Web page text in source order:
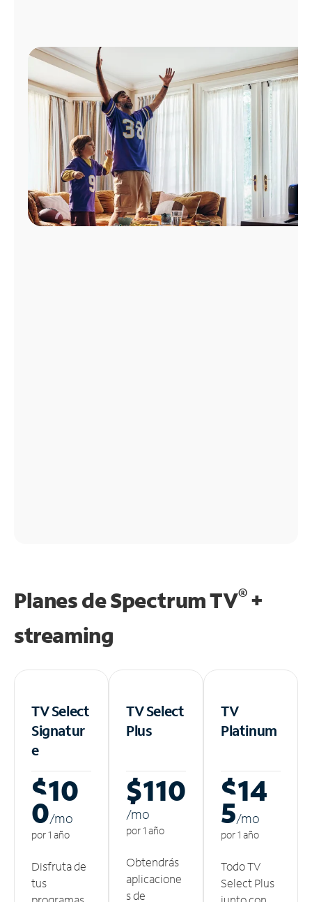
Planes de Spectrum TV®+
streaming
TV Select
Signatur
e
$10
0/mo
por 1 año
Disfruta de
tus
TV Select
Plus
$110
/mo
por 1 año
Obtendrás
aplicacione
s de
TV
Platinum
$14
5/mo
por 1 año
Todo TV
Select Plus